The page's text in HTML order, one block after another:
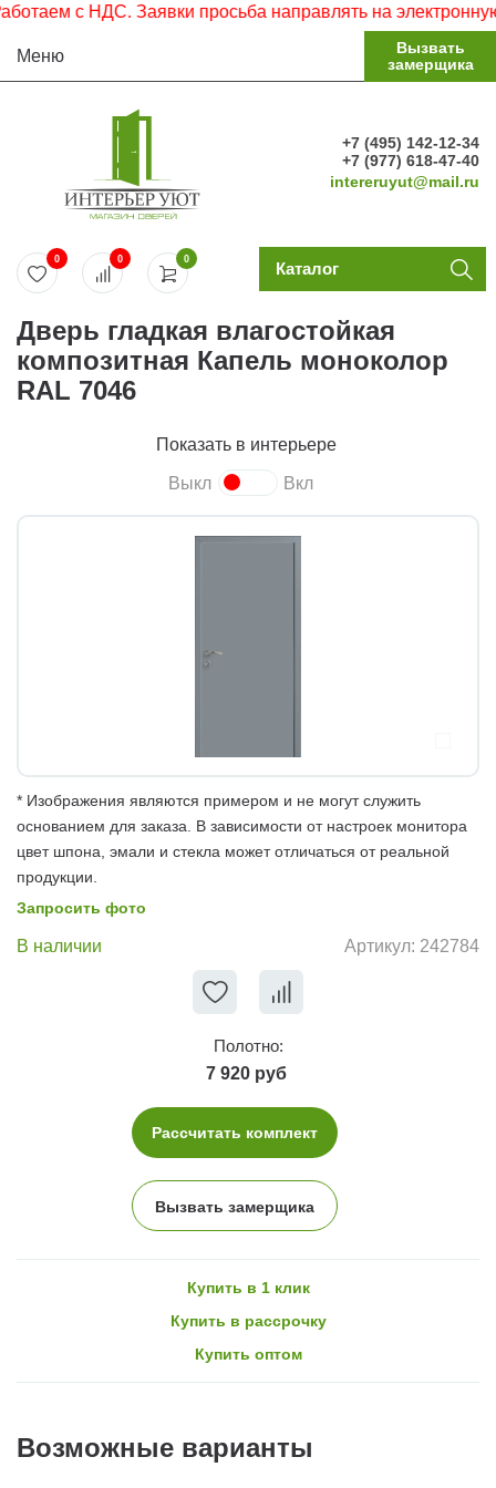
НДС. Заявки просьба направлять на электронную почту.
Меню
Вызвать
замерщика
+7 (495) 142-12-34
+7 (977) 618-47-40
intereruyut@mail.ru
0
0 0 Каталог
Дверь гладкая влагостойкая
композитная Капель моноколор
RAL 7046
Показать в интерьере
Выкл Вкл
* Изображения являются примером и не могут служить
основанием для заказа. В зависимости от настроек монитора
цвет шпона, эмали и стекла может отличаться от реальной
продукции.
Запросить фото
В наличии Артикул: 242784
Полотно:
7 920 руб
Рассчитать комплект
Вызвать замерщика
Купить в 1 клик
Купить в рассрочку
Купить оптом
Возможные варианты